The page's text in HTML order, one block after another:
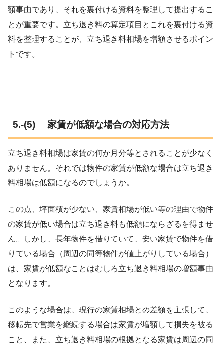
額事由であり、それを裏付ける資料を整理して提出するこ
とが重要です。立ち退き料の算定項目とこれを裏付ける資
料を整理することが、立ち退き料相場を増額させるポイン
トです。
5.-(5) 家賃が低額な場合の対応方法
立ち退き料相場は家賃の何か月分等とされることが少なく
ありません。それでは物件の家賃が低額な場合は立ち退き
料相場は低額になるのでしょうか。
この点、坪面積が少ない、家賃相場が低い等の理由で物件
の家賃が低い場合は立ち退き料も低額にならざるを得ませ
ん。しかし、長年物件を借りていて、安い家賃で物件を借
りている場合（周辺の同等物件が値上がりしている場合）
は、家賃が低額なことはむしろ立ち退き料相場の増額事由
となります。
このような場合は、現行の家賃相場との差額を主張して、
移転先で営業を継続する場合は家賃が増額して損失を被る
こと、また、立ち退き料相場の根拠となる家賃は周辺の同